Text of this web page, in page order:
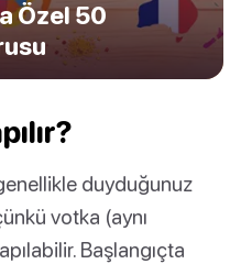
Özel 50
duyduğunuz
votka (aynı
Başlangıçta